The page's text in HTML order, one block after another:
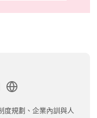
度規劃、企業內訓與人